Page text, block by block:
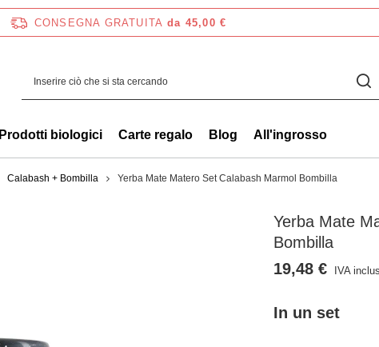
CONSEGNA GRATUITA da 45,00 €
Prodotti biologici Carte regalo Blog All'ingrosso
Calabash + Bombilla Yerba Mate Matero Set Calabash Marmol Bombilla
Yerba Mate
Bombilla
In un set
19,48 € IVA